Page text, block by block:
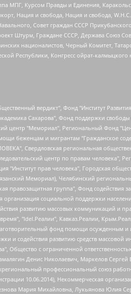
МПГ, Курсом Правды и Единения,
Нация и свобода, Нация и свобода,
Совет граждан СССР Прикубанского
Штурм, Граждане СССР, Держава Союз
националистов, Черный Комитет,
Республики, Конгресс ойрат-
медиа", с 26.01.2023 Общество с ограниченной ответственностью "Чайка Белые сады", Ветошкина Валерия Валерьевна, Заговора Максим Александрович, Межрегиональное общественное движение "Российская ЛГБТ - сеть", Оленичев Максим Владимирович, Павлов Иван Юрьевич, Скворцова Елена Сергеевна, Общество с ограниченной ответственностью "Как бы инагент", Кочетков Игорь Викторович, Общество с ограниченной ответственностью "Честные выборы", Еланчик Олег Александрович, Общество с ограниченной ответственностью "Нобелевский призыв", Гималова Регина Эмилевна, Григорьев Андрей Валерьевич, Григорьева Алина Александровна, Ассоциация по содействию защите прав призывников, альтернативнослужащих и военнослужащих "Правозащитная группа "Гражданин.Армия.Право", Хисамова Регина Фаритовна, Автономная некоммерческая организация по реализации социально-правовых программ "Лилит", Дальневосточное общественное движение "Маяк", Санкт-Петербургская ЛГБТ-инициативная группа "Выход", Инициативная группа ЛГБТ+ "Реверс", Алексеев Андрей Викторович, Бекбулатова Таисия Львовна, Беляев Иван Михайлович, Владыкина Елена Сергеевна, Гельман Марат Александрович, Никульшина Вероника Юрьевна, Толоконникова Надежда Андреевна, Шендерович Виктор Анатольевич, Общество с ограниченной ответственностью "Данное сообщение", Общество с ограниченной ответственностью Издательский дом "Новая глава", Айнбиндер Александра Александровна, Московский комьюнити-центр для ЛГБТ+инициатив, Благотворительный фонд развития филантропии, Deutsche Welle (Германия, Kurt-Schumacher-Strasse 3, 53113 Bonn), Борзунова Мария Михайловна, Воробьев Виктор Викторович, Голубева Анна Львовна, Константинова Алла Михайловна, Малкова Ирина Владимировна, Мурадов Мурад Абдулгалимович, Осетинская Елизавета Николаевна, Понасенков Евгений Николаевич, Ганапольский Матвей Юрьевич, Киселев Евгений Алексеевич, Борухович Ирина Григорьевна, Дремин Иван Тимофеевич,